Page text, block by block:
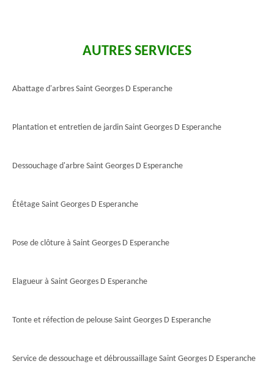
AUTRES SERVICES
Abattage d'arbres Saint Georges D Esperanche
Plantation et entretien de jardin Saint Georges D Esperanche
Dessouchage d'arbre Saint Georges D Esperanche
Étêtage Saint Georges D Esperanche
Pose de clôture à Saint Georges D Esperanche
Elagueur à Saint Georges D Esperanche
Tonte et réfection de pelouse Saint Georges D Esperanche
Service de dessouchage et débroussaillage Saint Georges D Esperanche